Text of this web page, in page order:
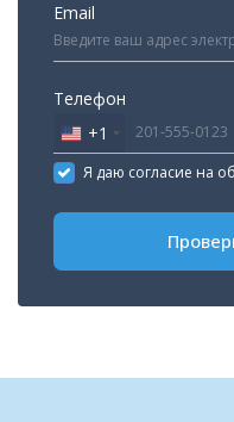
Email
Телефон
United
States
+1
+1
Я даю согласие на